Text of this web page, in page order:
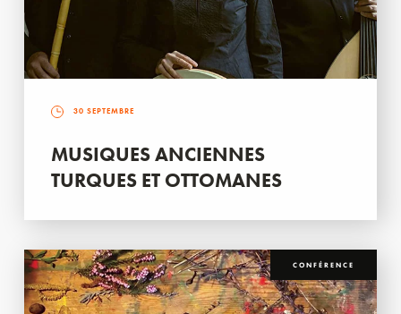
30 SEPTEMBRE
MUSIQUES ANCIENNES
TURQUES ET OTTOMANES
CONFÉRENCE